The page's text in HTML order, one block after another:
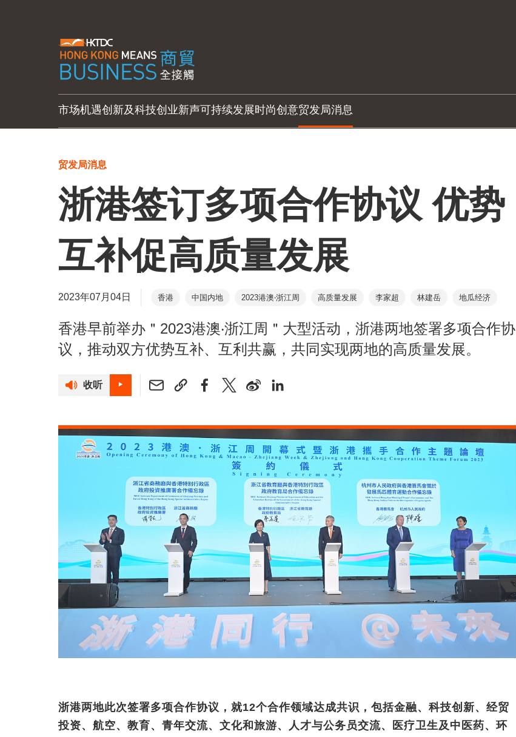
市场机遇创新及科技创业新声可持续发展时尚创意贸发局消息
贸发局消息
浙港签订多项合作协议 优势
互补促高质量发展
2023年07月04日 香港 中国内地 2023港澳‧浙江周 高质量发展 李家超 林建岳
地瓜经济
香港早前举办＂2023港澳‧浙江周＂大型活动，浙港两地签署多项合作协
议，推动双方优势互补、互利共赢，共同实现两地的高质量发展。
收听
浙港两地此次签署多项合作协议，就12个合作领域达成共识，包括金融、科技创新、经贸
投资、航空、教育、青年交流、文化和旅游、人才与公务员交流、医疗卫生及中医药、环